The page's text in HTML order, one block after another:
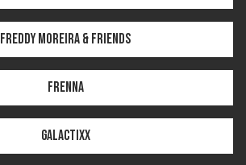
Freddy Moreira & Friends
Frenna
Galactixx